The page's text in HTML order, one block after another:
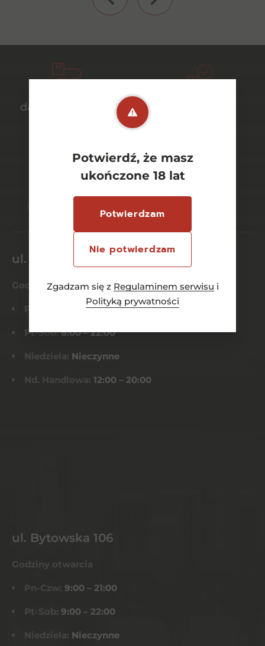
Potwierdź, że masz
ukończone 18 lat
Potwierdzam
Nie potwierdzam
Zgadzam się z Regulaminem serwisu i
Polityką prywatności
darmowa dostawa
ul. Dworcowa 26/6
Godziny otwarcia
Pn-Czw: 8:00 – 21:00
Pt-Sob:8:00 – 22:00
Niedziela: Nieczynne
Nd. Handlowa: 12:00 – 20:00
ul. Bytowska 106
Godziny otwarcia
Pn-Czw: 9:00 – 21:00
Pt-Sob: 9:00 – 22:00
Niedziela: Nieczynne